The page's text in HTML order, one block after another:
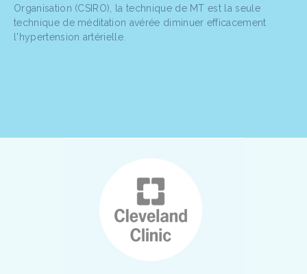
Organisation (CSIRO), la technique de MT est la seule
technique de méditation avérée diminuer efficacement
l'hypertension artérielle.